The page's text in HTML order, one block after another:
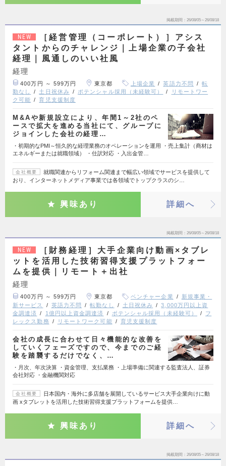
掲載期間 26/08/05～26/08/18
NEW
［経営管理（コーポレート）］アシス
タントからのチャレンジ｜上場企業の子会社
経理｜風通しのいい社風
経理
400万円 ～ 599万円 東京都 上場企業 英語力不問
転
勤なし
土日祝休み ポテンシャル採用（未経験可）
リモートワー
ク可能
育児支援制度
M&Aや新規設立により、年間1～2社のペ
ースで拡大を進める当社にて、グループに
ジョインした会社の経理…
・初期的なPMI～恒久的な経理業務のオペレーションを運用 ・売上集計（商材は
エネルギーまたは就職領域） ・仕訳対応 ・入出金管…
会社概要
就職関連からリフォーム関連まで幅広い領域でサービスを提供して
おり、インターネットメディア事業では各領域でトップクラスのシ…
興味あり 詳細へ
掲載期間 26/08/05～26/08/18
NEW
［財務経理］大手企業向け動画×タブレ
ットを活用した技術習得支援プラットフォー
ムを提供｜リモート＋出社
経理
400万円 ～ 599万円 東京都 ベンチャー企業
新規事業・
新サービス
英語力不問 転勤なし 土日祝休み
3,000万円以上資
金調達済
1億円以上資金調達済 ポテンシャル採用（未経験可）
フ
レックス勤務
リモートワーク可能 育児支援制度
会社の成長に合わせて日々機能的な改善を
していくフェーズですので、今までのご経
験を踏襲するだけでなく、…
・月次、年次決算 ・資金管理、支払業務 ・上場準備に関連する監査法人、証券
会社対応 ・金融機関対応
会社概要
日本国内・海外に多店舗を展開しているサービス大手企業向けに動
画 xタブレットを活用した技術習得支援プラットフォームを提供…
興味あり 詳細へ
掲載期間 26/08/05～26/08/18